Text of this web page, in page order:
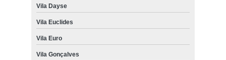
Vila Dayse
Vila Euclides
Vila Euro
Vila Gonçalves